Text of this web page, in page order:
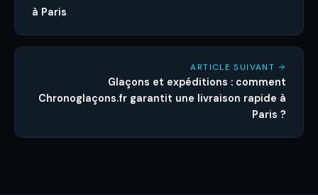
à Paris
ARTICLE SUIVANT
Glaçons et expéditions : comment
Chronoglaçons.fr garantit une livraison rapide à
Paris ?